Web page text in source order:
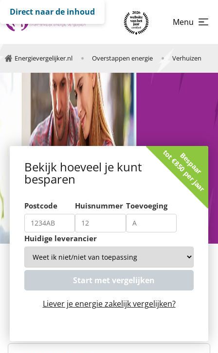
Direct naar de inhoud
Menu
Energievergelijker.nl Overstappen energie Verhuizen
Bekijk hoeveel je kunt
besparen
Bespaar
tot €850 per jaar
Postcode Huisnummer Toevoeging
Huidige leverancier
Liever je energie zakelijk vergelijken?